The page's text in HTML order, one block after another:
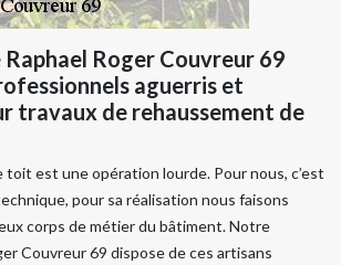
Roger Couvreur 69
aguerris et
travaux de rehaussement de
toit est une opération lourde. Pour nous, c’est
pour sa réalisation nous faisons
corps de métier du bâtiment. Notre
Couvreur 69 dispose de ces artisans